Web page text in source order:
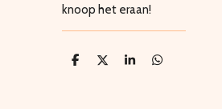
knoop het eraan!
D
D
S
D